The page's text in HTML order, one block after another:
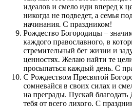
идеалов и смело иди вперед к
никогда не подведет, а семья
начинания. С праздником!
Рождество Богородицы –
каждого православного, в
стремительный бег жизни и
ценностях. Желаю найти те
просыпаться каждый день. С
С Рождеством Пресвятой
сомневайся в своих силах и
на преграды. Пускай
тебя от всего лихого. С